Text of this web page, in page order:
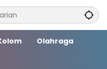
Olahraga